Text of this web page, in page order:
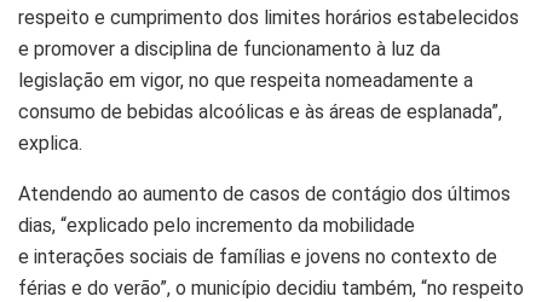
respeito e cumprimento dos limites horários estabelecidos
e promover a disciplina de funcionamento à luz da
legislação em vigor, no que respeita nomeadamente a
consumo de bebidas alcoólicas e às áreas de esplanada”,
explica.
Atendendo ao aumento de casos de contágio dos últimos
dias, “explicado pelo incremento da mobilidade
e interações sociais de famílias e jovens no contexto de
férias e do verão”, o município decidiu também, “no respeito